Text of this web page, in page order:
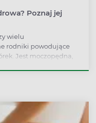
Poznaj jej
wielu
rodniki powodujące
Jest moczopędna,